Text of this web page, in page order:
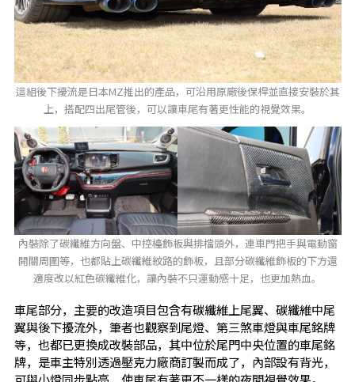
這組後下擾流是日本MZ推出的產品，可沿用原廠後保桿並直接安裝於其
上，搭配四出尾管後，可以讓車尾有著更性能的視覺效果。
內裝除了碳纖維方向盤、中控檯飾板與排檔頭外，連車門把手與電動窗
開關周圍等，也都貼上碳纖維紋路的飾板，且部分碳纖維飾板的下方還
適度改以紅色碳纖維化，讓內裝不只運動感十足，也更加熱血。
車尾部分，主要的改造項目包含有碳纖維上尾翼、碳纖維中尾
翼與後下擾流外，筆者也觀察到尾燈、第三煞車燈與車尾銘牌
等，也都已更換成改裝部品，其中位於尾門中央位置的車尾銘
牌，是車主特別透過壓克力廠商訂製而成了，內部設有背光，